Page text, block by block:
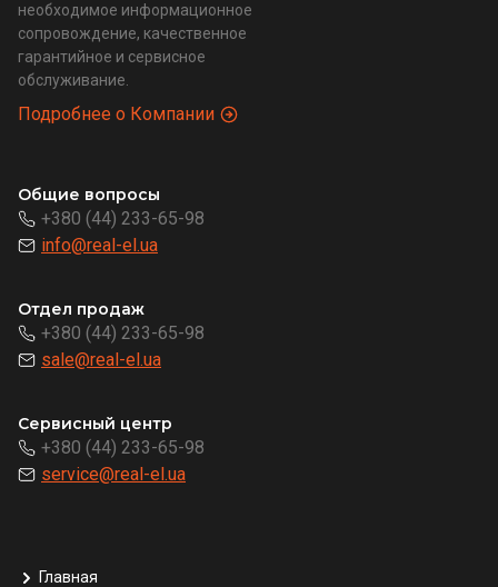
необходимое информационное
сопровождение, качественное
гарантийное и сервисное
обслуживание.
Подробнее о Компании
Общие вопросы
+380 (44) 233-65-98
info@real-el.ua
Отдел продаж
+380 (44) 233-65-98
sale@real-el.ua
Сервисный центр
+380 (44) 233-65-98
service@real-el.ua
Главная